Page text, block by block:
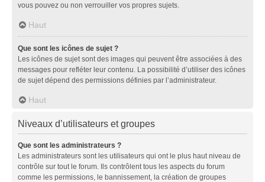
vous pouvez ou non verrouiller vos propres sujets.
Haut
Que sont les icônes de sujet ?
Les icônes de sujet sont des images qui peuvent être associées à des
messages pour refléter leur contenu. La possibilité d’utiliser des icônes
de sujet dépend des permissions définies par l’administrateur.
Haut
Niveaux d’utilisateurs et groupes
Que sont les administrateurs ?
Les administrateurs sont les utilisateurs qui ont le plus haut niveau de
contrôle sur tout le forum. Ils contrôlent tous les aspects du forum
comme les permissions, le bannissement, la création de groupes